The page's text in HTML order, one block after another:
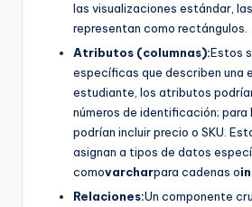
las visualizaciones estándar,
representan como rectángulos.
Atributos (columnas):Estos
específicas que describen una
estudiante, los atributos
números de identificación; para
podrían incluir precio o SKU.
asignan a tipos de datos
comovarcharpara cadenas o
Relaciones:Un componente